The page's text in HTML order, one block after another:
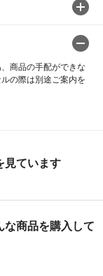
商品の手配ができな
の際は別途ご案内を
見ています
な商品を購入して